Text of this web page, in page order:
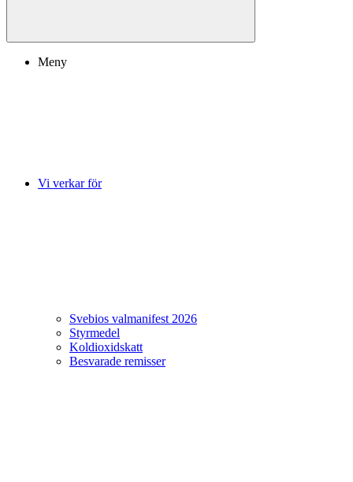
Meny
Vi verkar för
Svebios valmanifest 2026
Styrmedel
Koldioxidskatt
Besvarade remisser